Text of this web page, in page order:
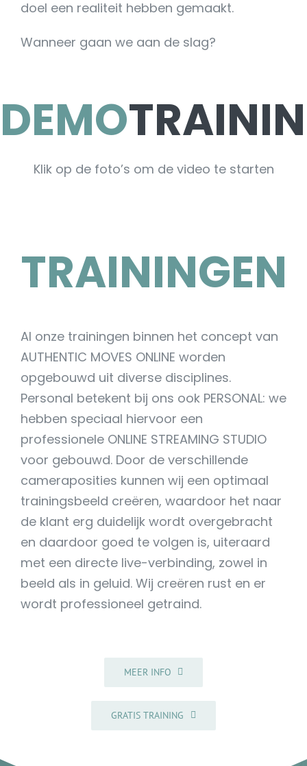
doel een realiteit hebben gemaakt.
Wanneer gaan we aan de slag?
DEMO
Klik op de foto’s om de video te starten
TRAININGEN
Al onze trainingen binnen het concept van
AUTHENTIC MOVES ONLINE worden
opgebouwd uit diverse disciplines.
Personal betekent bij ons ook PERSONAL: we
hebben speciaal hiervoor een
professionele ONLINE STREAMING STUDIO
voor gebouwd. Door de verschillende
cameraposities kunnen wij een optimaal
trainingsbeeld creëren, waardoor het naar
de klant erg duidelijk wordt overgebracht
en daardoor goed te volgen is, uiteraard
met een directe live-verbinding, zowel in
beeld als in geluid. Wij creëren rust en er
wordt professioneel getraind.
MEER INFO
GRATIS TRAINING